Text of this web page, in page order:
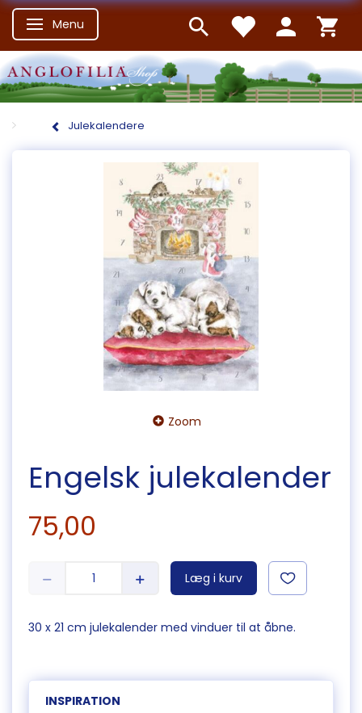
Skifte navigation
Menu
Julekalendere
Zoom
Engelsk julekalender
75,00
Læg i kurv
30 x 21 cm julekalender med vinduer til at åbne.
INSPIRATION